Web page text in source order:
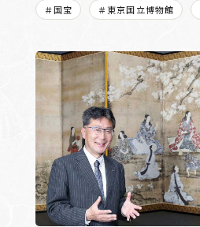
＃国宝 ＃東京国立博物館